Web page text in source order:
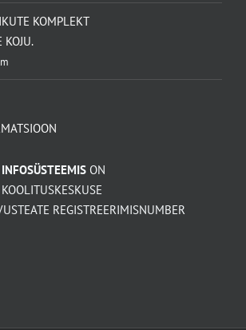
KOMPLEKT
KOJU.
ON
REGISTREERIMISNUMBER